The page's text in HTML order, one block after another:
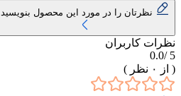
نظرتان را در مورد این محصول بنویسید
نظرات کاربران
5 /
0.0
( از
۰ نظر )